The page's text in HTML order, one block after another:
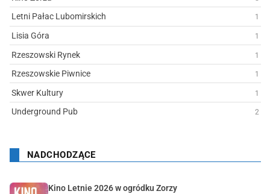
Letni Pałac Lubomirskich 1
Lisia Góra 1
Rzeszowski Rynek 1
Rzeszowskie Piwnice 1
Skwer Kultury 1
Underground Pub 2
NADCHODZĄCE
Kino Letnie 2026 w ogródku Zorzy